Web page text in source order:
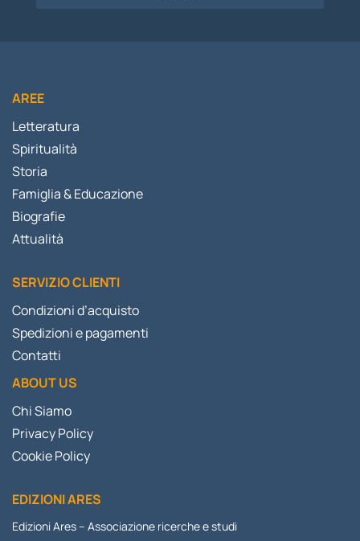
AREE
Letteratura
Spiritualità
Storia
Famiglia & Educazione
Biografie
Attualità
SERVIZIO CLIENTI
Condizioni d’acquisto
Spedizioni e pagamenti
Contatti
ABOUT US
Chi Siamo
Privacy Policy
Cookie Policy
EDIZIONI ARES
Edizioni Ares – Associazione ricerche e studi